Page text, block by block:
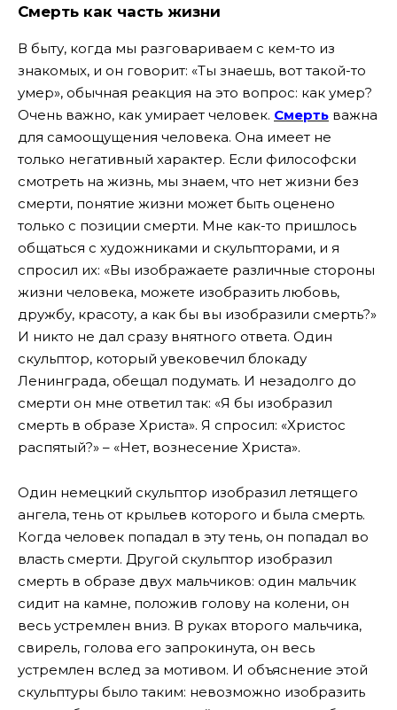
Смерть как часть жизни
В быту, когда мы разговариваем с кем-то из
знакомых, и он говорит: «Ты знаешь, вот такой-то
умер», обычная реакция на это вопрос: как умер?
Очень важно, как умирает человек. Смерть важна
для самоощущения человека. Она имеет не
только негативный характер. Если философски
смотреть на жизнь, мы знаем, что нет жизни без
смерти, понятие жизни может быть оценено
только с позиции смерти. Мне как-то пришлось
общаться с художниками и скульпторами, и я
спросил их: «Вы изображаете различные стороны
жизни человека, можете изобразить любовь,
дружбу, красоту, а как бы вы изобразили смерть?»
И никто не дал сразу внятного ответа. Один
скульптор, который увековечил блокаду
Ленинграда, обещал подумать. И незадолго до
смерти он мне ответил так: «Я бы изобразил
смерть в образе Христа». Я спросил: «Христос
распятый?» – «Нет, вознесение Христа».
Один немецкий скульптор изобразил летящего
ангела, тень от крыльев которого и была смерть.
Когда человек попадал в эту тень, он попадал во
власть смерти. Другой скульптор изобразил
смерть в образе двух мальчиков: один мальчик
сидит на камне, положив голову на колени, он
весь устремлен вниз. В руках второго мальчика,
свирель, голова его запрокинута, он весь
устремлен вслед за мотивом. И объяснение этой
скульптуры было таким: невозможно изобразить